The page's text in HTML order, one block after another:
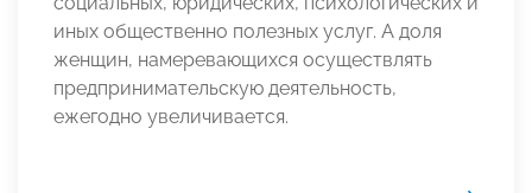
иных общественно полезных услуг. А доля
женщин, намеревающихся осуществлять
предпринимательскую деятельность,
ежегодно увеличивается.